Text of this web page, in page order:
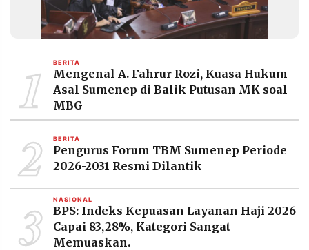
1 BERITA
Mengenal A. Fahrur Rozi, Kuasa Hukum
Asal Sumenep di Balik Putusan MK soal
MBG
2 BERITA
Pengurus Forum TBM Sumenep Periode
2026-2031 Resmi Dilantik
3 NASIONAL
BPS: Indeks Kepuasan Layanan Haji 2026
Capai 83,28%, Kategori Sangat
Memuaskan.